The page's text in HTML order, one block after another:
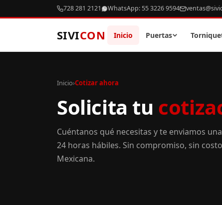
728 281 2121 WhatsApp: 55 3226 9594
SIVICON Inicio Puertas
Inicio›Cotizar ahora
Solicita tu
Cuéntanos qué necesitas y te enviamos
24 horas hábiles. Sin compromiso, sin
Mexicana.